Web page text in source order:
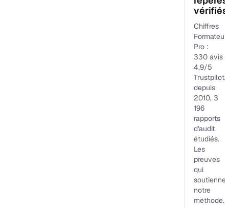
vérifiés
Chiffres
Formateur
Pro :
330 avis
4,9/5
Trustpilot,
depuis
2010, 3
196
rapports
d'audit
étudiés.
Les
preuves
qui
notre
méthode.